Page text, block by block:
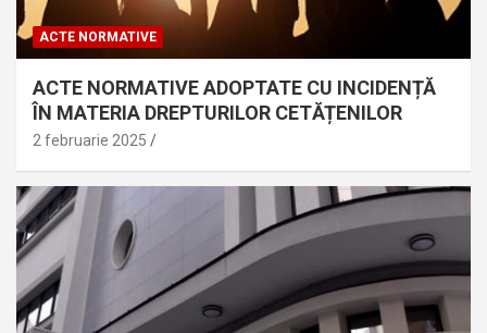
ACTE NORMATIVE
ACTE NORMATIVE ADOPTATE CU INCIDENȚĂ
ÎN MATERIA DREPTURILOR CETĂȚENILOR
2 februarie 2025